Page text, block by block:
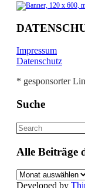
Impressum
Datenschutz
* gesponsorter
Suche
Alle Beiträge
Alle
Beiträge
Developed by